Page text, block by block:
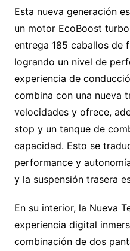
Esta nueva generación
un motor EcoBoost
entrega 185 caballos de
logrando un nivel de
experiencia de
combina con una nueva
velocidades y ofrece,
stop y un tanque de
capacidad. Esto se
performance y
y la suspensión trasera
En su interior, la Nueva
experiencia digital
combinación de dos